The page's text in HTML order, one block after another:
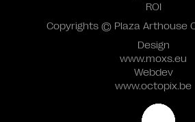
Design
www.moxs.eu
Webdev
www.octopix.be
ROI
Copyrights © Plaza Arthouse